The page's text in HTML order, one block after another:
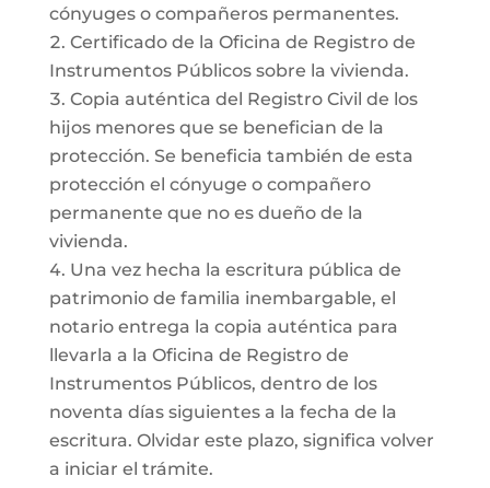
cónyuges o compañeros permanentes.
Certificado de la Oficina de Registro de
Instrumentos Públicos sobre la vivienda.
Copia auténtica del Registro Civil de los
hijos menores que se benefician de la
protección. Se beneficia también de esta
protección el cónyuge o compañero
permanente que no es dueño de la
vivienda.
Una vez hecha la escritura pública de
patrimonio de familia inembargable, el
notario entrega la copia auténtica para
llevarla a la Oficina de Registro de
Instrumentos Públicos, dentro de los
noventa días siguientes a la fecha de la
escritura. Olvidar este plazo, significa volver
a iniciar el trámite.